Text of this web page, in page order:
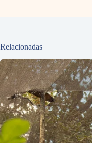
Relacionadas